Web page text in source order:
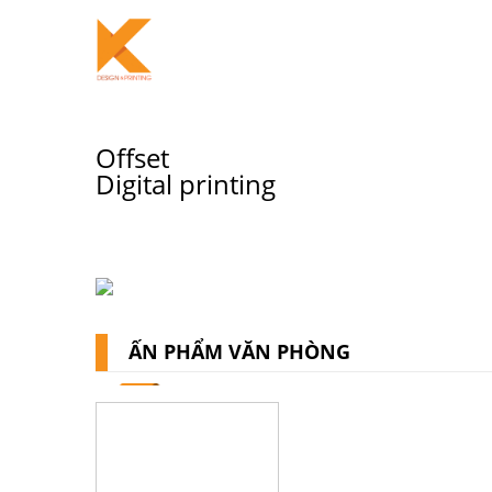
ẤN PHẨM VĂN PHÒNG
Offset
Digital printing
ẤN PHẨM VĂN PHÒNG
SALE!